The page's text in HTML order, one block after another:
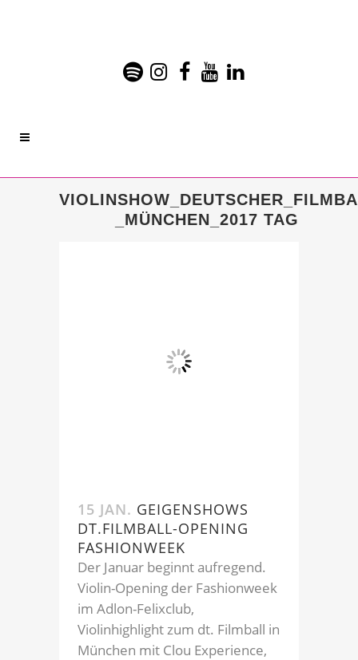
_MÜNCHEN_2017 TAG
15 JAN. GEIGENSHOWS
DT.FILMBALL-OPENING
FASHIONWEEK
Der Januar beginnt aufregend.
Violin-Opening der Fashionweek
im Adlon-Felixclub,
Violinhighlight zum dt. Filmball in
München mit Clou Experience,